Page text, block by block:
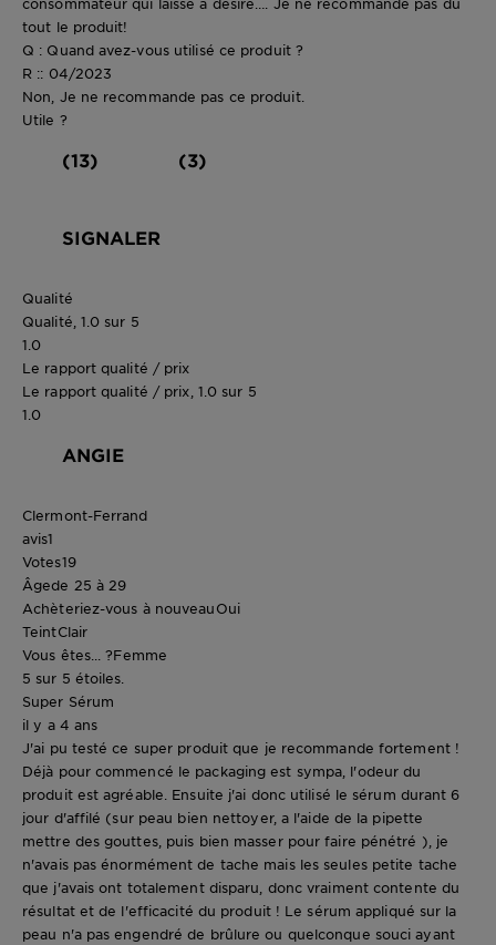
consommateur qui laisse a désiré…. Je ne recommande pas du
tout le produit!
Q : Quand avez-vous utilisé ce produit ?
R :: 04/2023
Non, Je ne recommande pas ce produit.
Utile ?
(13) (3)
SIGNALER
Qualité
Qualité, 1.0 sur 5
1.0
Le rapport qualité / prix
Le rapport qualité / prix, 1.0 sur 5
1.0
ANGIE
Clermont-Ferrand
avis1
Votes19
Âgede 25 à 29
Achèteriez-vous à nouveauOui
TeintClair
Vous êtes... ?Femme
5 sur 5 étoiles.
Super Sérum
il y a 4 ans
J'ai pu testé ce super produit que je recommande fortement !
Déjà pour commencé le packaging est sympa, l'odeur du
produit est agréable. Ensuite j'ai donc utilisé le sérum durant 6
jour d'affilé (sur peau bien nettoyer, a l'aide de la pipette
mettre des gouttes, puis bien masser pour faire pénétré ), je
n'avais pas énormément de tache mais les seules petite tache
que j'avais ont totalement disparu, donc vraiment contente du
résultat et de l'efficacité du produit ! Le sérum appliqué sur la
peau n'a pas engendré de brûlure ou quelconque souci ayant